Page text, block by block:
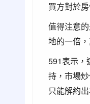
買方對於
值得注意
地的一倍
591表示，
持，市場
只能解約出